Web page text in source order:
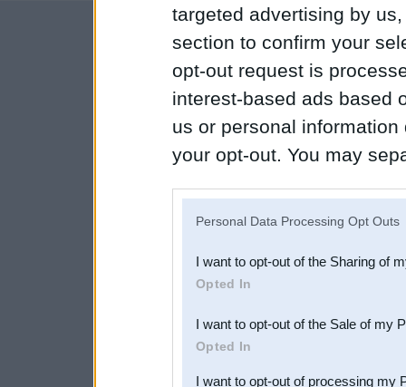
targeted advertising by
section to confirm your
opt-out request is
interest-based ads based
us or personal
your opt-out. You may
Downstream Participants
third parties.
Personal Data Processing Opt Outs
I want to opt-out of the Sharing of
Opted In
I want to opt-out of the Sale of my
Opted In
I want to opt-out of processing my